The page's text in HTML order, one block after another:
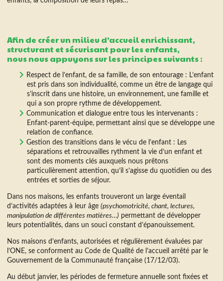
Afin de créer un milieu d’accueil enrichissant,
structurant et sécurisant pour les enfants,
nous nous appuyons sur les principes suivants :
Respect de l’enfant, de sa famille, de son entourage : L’enfant
est pris dans son individualité, comme un être de langage qui
s’inscrit dans une histoire, un environnement, une famille et
qui a son propre rythme de développement.
Communication et dialogue entre tous les intervenants :
Enfant-parent-équipe, permettant ainsi que se développe une
relation de confiance.
Gestion des transitions dans le vécu de l’enfant : Les
séparations et retrouvailles rythment la vie d’un enfant et
sont des moments clés auxquels nous prêtons
particulièrement attention, qu’il s’agisse du quotidien ou des
entrées et sorties de séjour.
Dans nos maisons, les enfants trouveront un large éventail
d’activités adaptées à leur âge (psychomotricité, chant, lectures,
manipulation de différentes matières…) permettant de développer
leurs potentialités, dans un souci constant d’épanouissement.
Nos maisons d’enfants, autorisées et régulièrement évaluées par
l’ONE, se conforment au Code de Qualité de l’accueil arrêté par le
Gouvernement de la Communauté française (17/12/03).
Au début janvier, les périodes de fermeture annuelle sont fixées et